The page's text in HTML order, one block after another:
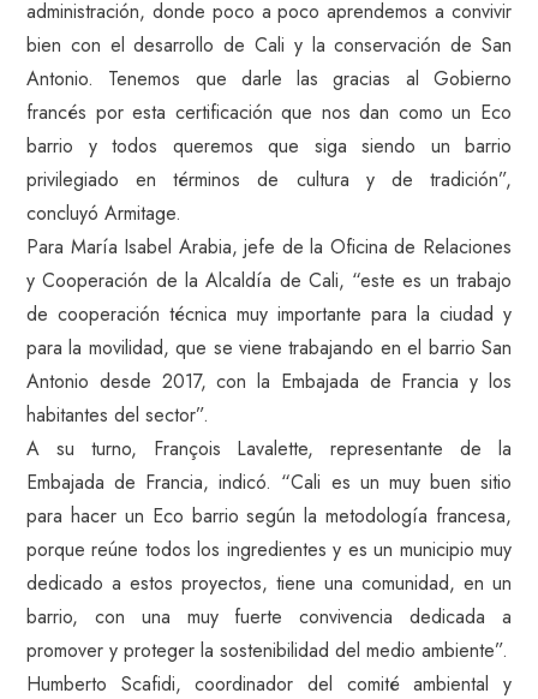
administración, donde poco a poco aprendemos a convivir
bien con el desarrollo de Cali y la conservación de San
Antonio. Tenemos que darle las gracias al Gobierno
francés por esta certificación que nos dan como un Eco
barrio y todos queremos que siga siendo un barrio
privilegiado en términos de cultura y de tradición”,
concluyó Armitage.
Para María Isabel Arabia, jefe de la Oficina de Relaciones
y Cooperación de la Alcaldía de Cali, “este es un trabajo
de cooperación técnica muy importante para la ciudad y
para la movilidad, que se viene trabajando en el barrio San
Antonio desde 2017, con la Embajada de Francia y los
habitantes del sector”.
A su turno, François Lavalette, representante de la
Embajada de Francia, indicó. “Cali es un muy buen sitio
para hacer un Eco barrio según la metodología francesa,
porque reúne todos los ingredientes y es un municipio muy
dedicado a estos proyectos, tiene una comunidad, en un
barrio, con una muy fuerte convivencia dedicada a
promover y proteger la sostenibilidad del medio ambiente”.
Humberto Scafidi, coordinador del comité ambiental y